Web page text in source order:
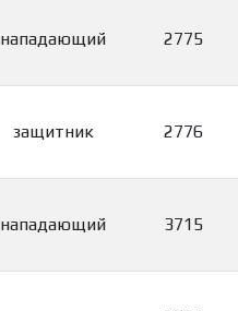
нападающий 2775
защитник 2776
нападающий 3715